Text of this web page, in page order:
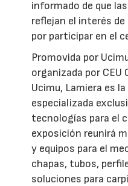
informado de que
reflejan el interés
por participar en el
Promovida por
organizada por
Ucimu, Lamiera es
especializada
tecnologías para el
exposición reunirá
y equipos para el
chapas, tubos,
soluciones para